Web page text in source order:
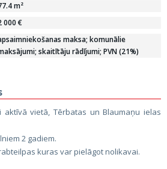
m²
000 €
maksa; komunālie
skaitītāju rādījumi; PVN (21%)
vietā, Tērbatas un Blaumaņu ielas
2 gadiem.
kuras var pielāgot nolikavai.